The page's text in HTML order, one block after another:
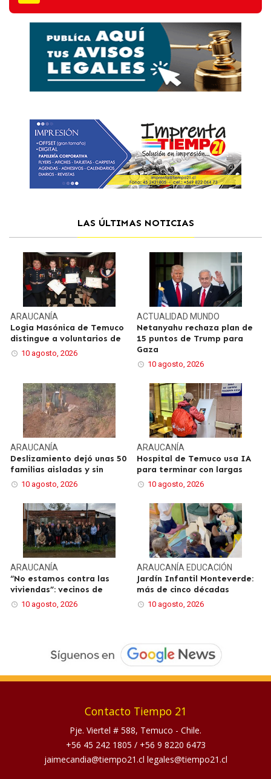
LAS ÚLTIMAS NOTICIAS
ARAUCANÍA
Logia Masónica de Temuco
distingue a voluntarios de
10 agosto, 2026
ACTUALIDAD MUNDO
Netanyahu rechaza plan de
15 puntos de Trump para
Gaza
10 agosto, 2026
ARAUCANÍA
Deslizamiento dejó unas 50
familias aisladas y sin
10 agosto, 2026
ARAUCANÍA
Hospital de Temuco usa IA
para terminar con largas
10 agosto, 2026
ARAUCANÍA
“No estamos contra las
viviendas”: vecinos de
10 agosto, 2026
ARAUCANÍA EDUCACIÓN
Jardín Infantil Monteverde:
más de cinco décadas
10 agosto, 2026
Contacto Tiempo 21
Pje. Viertel # 588, Temuco - Chile.
+56 45 242 1805 / +56 9 8220 6473
jaimecandia@tiempo21.cl legales@tiempo21.cl